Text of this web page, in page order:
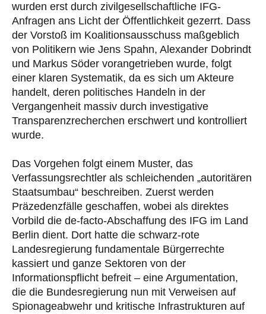
wurden erst durch zivilgesellschaftliche IFG-
Anfragen ans Licht der Öffentlichkeit gezerrt. Dass
der Vorstoß im Koalitionsausschuss maßgeblich
von Politikern wie Jens Spahn, Alexander Dobrindt
und Markus Söder vorangetrieben wurde, folgt
einer klaren Systematik, da es sich um Akteure
handelt, deren politisches Handeln in der
Vergangenheit massiv durch investigative
Transparenzrecherchen erschwert und kontrolliert
wurde.
Das Vorgehen folgt einem Muster, das
Verfassungsrechtler als schleichenden „autoritären
Staatsumbau“ beschreiben. Zuerst werden
Präzedenzfälle geschaffen, wobei als direktes
Vorbild die de-facto-Abschaffung des IFG im Land
Berlin dient. Dort hatte die schwarz-rote
Landesregierung fundamentale Bürgerrechte
kassiert und ganze Sektoren von der
Informationspflicht befreit – eine Argumentation,
die die Bundesregierung nun mit Verweisen auf
Spionageabwehr und kritische Infrastrukturen auf